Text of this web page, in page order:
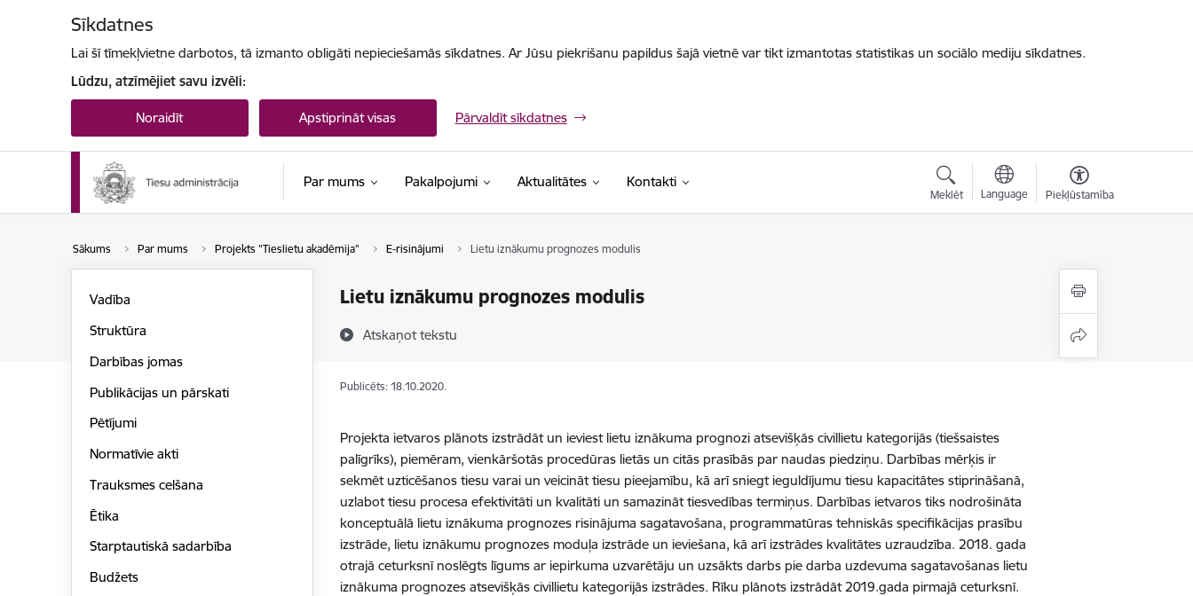
Sīkdatnes
Lai šī tīmekļvietne darbotos, tā izmanto obligāti nepieciešamās sīkdatnes. Ar Jūsu piekrišanu papildus šajā vietnē var tikt izmantotas statistikas un sociālo mediju sīkdatnes.
Lūdzu, atzīmējiet savu izvēli:
Noraidīt Apstiprināt visas Pārvaldīt sīkdatnes
Par mums Pakalpojumi Aktualitātes Kontakti
Meklēt Language Piekļūstamība
Sākums Par mums Projekts "Tieslietu akadēmija" E-risinājumi Lietu iznākumu prognozes modulis
Lietu iznākumu prognozes modulis
Atskaņot tekstu
Vadība
Struktūra
Darbības jomas
Publikācijas un pārskati
Pētījumi
Normatīvie akti
Trauksmes celšana
Ētika
Starptautiskā sadarbība
Budžets
Publicēts: 18.10.2020.
Projekta ietvaros plānots izstrādāt un ieviest lietu iznākuma prognozi atsevišķās civillietu kategorijās (tiešsaistes
palīgrīks), piemēram, vienkāršotās procedūras lietās un citās prasībās par naudas piedziņu. Darbības mērķis ir
sekmēt uzticēšanos tiesu varai un veicināt tiesu pieejamību, kā arī sniegt ieguldījumu tiesu kapacitātes stiprināšanā,
uzlabot tiesu procesa efektivitāti un kvalitāti un samazināt tiesvedības termiņus. Darbības ietvaros tiks nodrošināta
konceptuālā lietu iznākuma prognozes risinājuma sagatavošana, programmatūras tehniskās specifikācijas prasību
izstrāde, lietu iznākumu prognozes moduļa izstrāde un ieviešana, kā arī izstrādes kvalitātes uzraudzība. 2018. gada
otrajā ceturksnī noslēgts līgums ar iepirkuma uzvarētāju un uzsākts darbs pie darba uzdevuma sagatavošanas lietu
iznākuma prognozes atsevišķās civillietu kategorijās izstrādes. Rīku plānots izstrādāt 2019.gada pirmajā ceturksnī.